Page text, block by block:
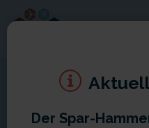
Der Spar-